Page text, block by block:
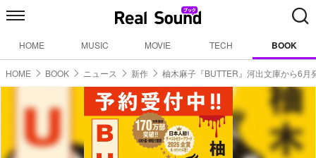
HOME MUSIC MOVIE TECH BOOK
HOME BOOK ニュース 新作 柚木麻子『BUTTER』河出文庫から6月